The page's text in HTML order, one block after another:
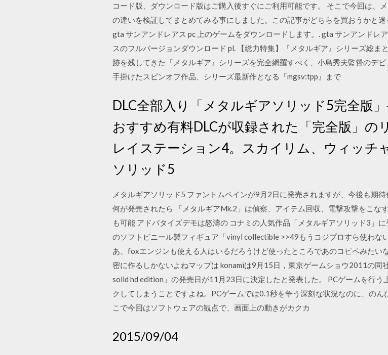
コード版、ダウンロード版はご購入後すぐにご利用可能です。 そこで今回は、
の違いを検証してまとめてみる事にしました。この記事がどちらを買おうかと
gta サンアンドレアス pc 上のゲームをダウンロードします。. gta サンアンドレ
スのフルバージョンダウンロード pl. 【総力特集】『メタルギア』シリーズ総
跡を残してきた『メタルギア』シリーズを完全網羅すべく、小島秀夫監督のデ
手掛けたスピンオフ作品、シリーズ最新作となる『mgsv:tpp』まで
DLC全部入り「メタルギアソリッド5完全版
おすすめ有料DLCが収録された「完全版」の
レイステーション4。スカイリム、ウィッチ
ソリッド5
メタルギアソリッド5 ファントムペインが9月2日に発売されますが、今後も期
何が発売されたら 「メタルギアMk.2」は偵察、アイテム回収、電撃攻撃をこな
も可能 アドバタイズデモは怒濤の コナミの人気作品「メタルギアソリッド3」
のソフトビニール製フィギュア「vinyl collectible >>49もうコジプロすら使わな
あ、foxエンジンも使える人はいるだろうけど使ったところであのコピペみた
密に作るしかないよねマップは konamiは9月15日，東京ゲームショウ2011の同
solid hd edition」の発売日が11月23日に決定したと発表した。 PCゲームを行
クしてしまうことですよね。PCゲームでは0.1秒を争う深刻な状況なのに、の
こで今回はソフトウェアの観点で、画面上の動きがカクカ
2015/09/04